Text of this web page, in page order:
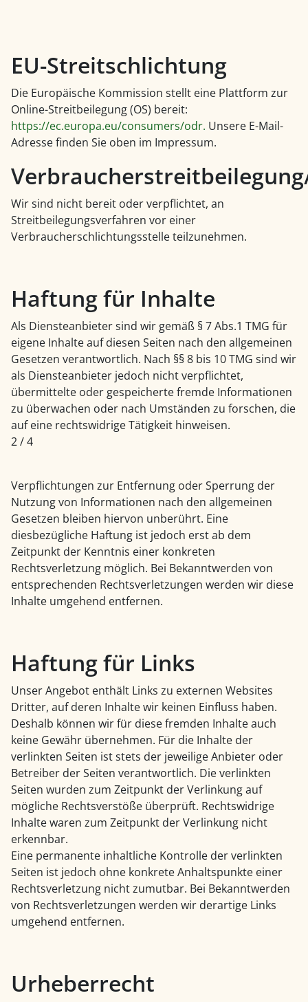
EU-Streitschlichtung
Die Europäische Kommission stellt eine Plattform zur
Online-Streitbeilegung (OS) bereit:
https://ec.europa.eu/consumers/odr. Unsere E-Mail-
Adresse finden Sie oben im Impressum.
Wir sind nicht bereit oder verpflichtet, an
Streitbeilegungsverfahren vor einer
Verbraucherschlichtungsstelle teilzunehmen.
Haftung für Inhalte
Als Diensteanbieter sind wir gemäß § 7 Abs.1 TMG für
eigene Inhalte auf diesen Seiten nach den allgemeinen
Gesetzen verantwortlich. Nach §§ 8 bis 10 TMG sind wir
als Diensteanbieter jedoch nicht verpflichtet,
übermittelte oder gespeicherte fremde Informationen
zu überwachen oder nach Umständen zu forschen, die
auf eine rechtswidrige Tätigkeit hinweisen.
2 / 4
Verpflichtungen zur Entfernung oder Sperrung der
Nutzung von Informationen nach den allgemeinen
Gesetzen bleiben hiervon unberührt. Eine
diesbezügliche Haftung ist jedoch erst ab dem
Zeitpunkt der Kenntnis einer konkreten
Rechtsverletzung möglich. Bei Bekanntwerden von
entsprechenden Rechtsverletzungen werden wir diese
Inhalte umgehend entfernen.
Haftung für Links
Unser Angebot enthält Links zu externen Websites
Dritter, auf deren Inhalte wir keinen Einfluss haben.
Deshalb können wir für diese fremden Inhalte auch
keine Gewähr übernehmen. Für die Inhalte der
verlinkten Seiten ist stets der jeweilige Anbieter oder
Betreiber der Seiten verantwortlich. Die verlinkten
Seiten wurden zum Zeitpunkt der Verlinkung auf
mögliche Rechtsverstöße überprüft. Rechtswidrige
Inhalte waren zum Zeitpunkt der Verlinkung nicht
erkennbar.
Eine permanente inhaltliche Kontrolle der verlinkten
Seiten ist jedoch ohne konkrete Anhaltspunkte einer
Rechtsverletzung nicht zumutbar. Bei Bekanntwerden
von Rechtsverletzungen werden wir derartige Links
umgehend entfernen.
Urheberrecht